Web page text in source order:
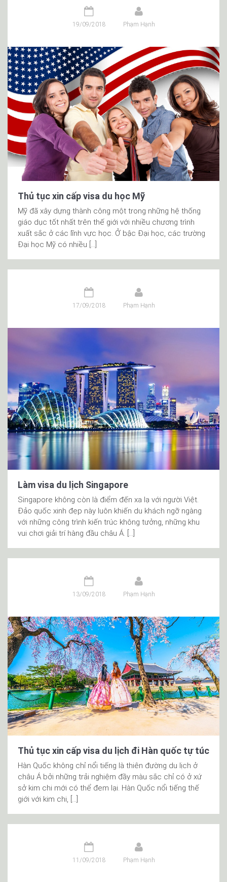
19/09/2018 Phạm Hạnh
Thủ tục xin cấp visa du học Mỹ
Mỹ đã xây dựng thành công một trong những hệ thống
giáo dục tốt nhất trên thế giới với nhiều chương trình
xuất sắc ở các lĩnh vực học. Ở bậc Đại học, các trường
Đại học Mỹ có nhiều […]
17/09/2018 Phạm Hạnh
Làm visa du lịch Singapore
Singapore không còn là điểm đến xa lạ với người Việt.
Đảo quốc xinh đẹp này luôn khiến du khách ngỡ ngàng
với những công trình kiến trúc không tưởng, những khu
vui chơi giải trí hàng đầu châu Á. […]
13/09/2018 Phạm Hạnh
Thủ tục xin cấp visa du lịch đi Hàn quốc tự túc
Hàn Quốc không chỉ nổi tiếng là thiên đường du lịch ở
châu Á bởi những trải nghiệm đầy màu sắc chỉ có ở xứ
sở kim chi mới có thể đem lại. Hàn Quốc nổi tiếng thế
giới với kim chi, […]
11/09/2018 Phạm Hạnh